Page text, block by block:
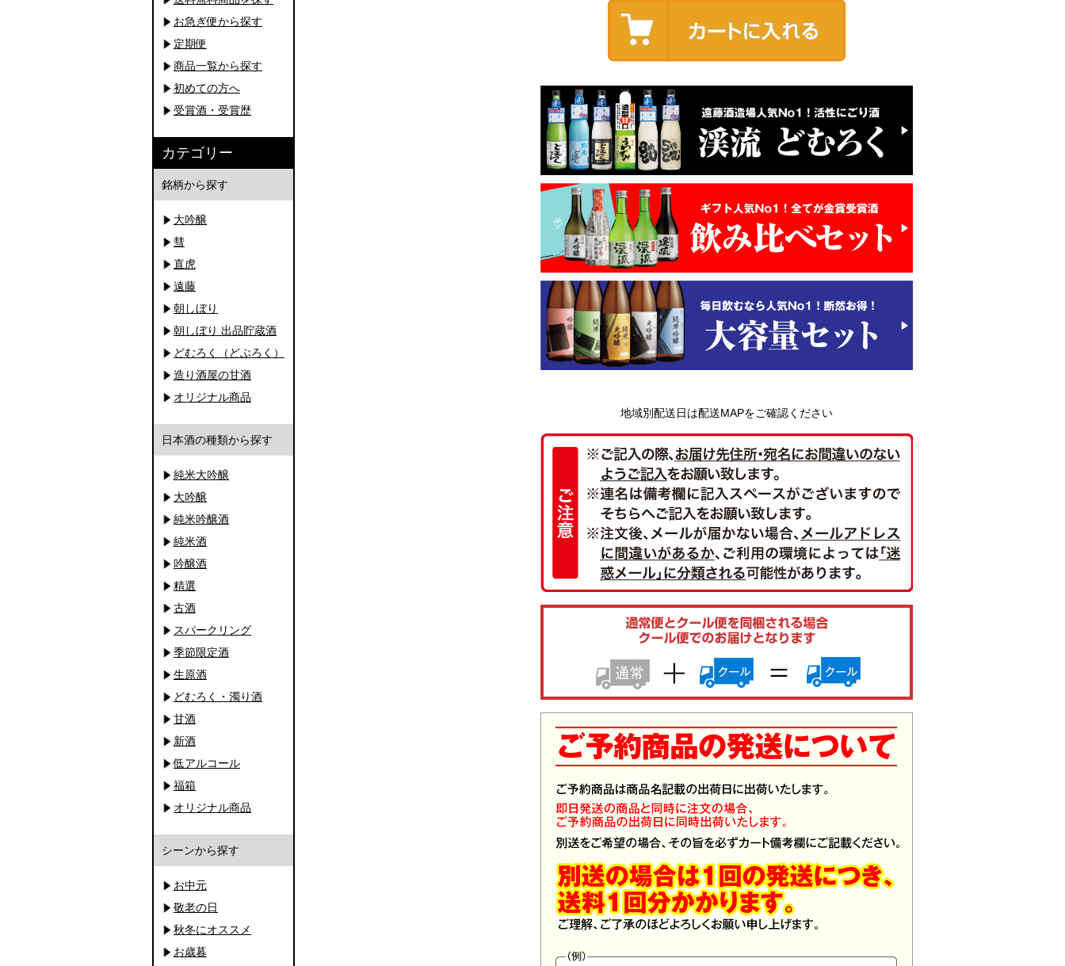
お急ぎ便から探す
定期便
商品一覧から探す
初めての方へ
受賞酒・受賞歴
カテゴリー
銘柄から探す
大吟醸
彗
直虎
遠藤
朝しぼり
朝しぼり 出品貯蔵酒
どむろく（どぶろく）
造り酒屋の甘酒
オリジナル商品
日本酒の種類から探す
純米大吟醸
大吟醸
純米吟醸酒
純米酒
吟醸酒
精選
古酒
スパークリング
季節限定酒
生原酒
どむろく・濁り酒
甘酒
新酒
低アルコール
福箱
オリジナル商品
シーンから探す
お中元
敬老の日
秋冬にオススメ
お歳暮
地域別配送日は配送MAPをご確認ください